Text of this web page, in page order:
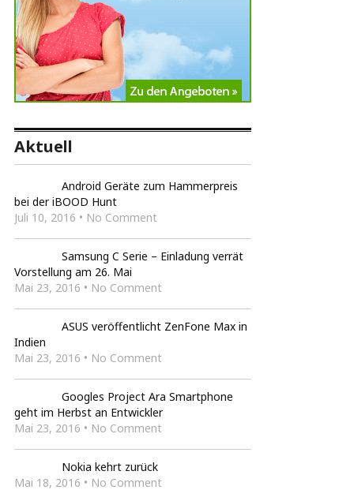
Aktuell
Android Geräte zum Hammerpreis
bei der iBOOD Hunt
Juli 10, 2016 • No Comment
Samsung C Serie – Einladung verrät
Vorstellung am 26. Mai
Mai 23, 2016 • No Comment
ASUS veröffentlicht ZenFone Max in
Indien
Mai 23, 2016 • No Comment
Googles Project Ara Smartphone
geht im Herbst an Entwickler
Mai 23, 2016 • No Comment
Nokia kehrt zurück
Mai 18, 2016 • No Comment